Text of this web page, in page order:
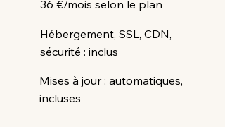
36 €/mois selon le plan
Hébergement, SSL, CDN,
sécurité : inclus
Mises à jour : automatiques,
incluses